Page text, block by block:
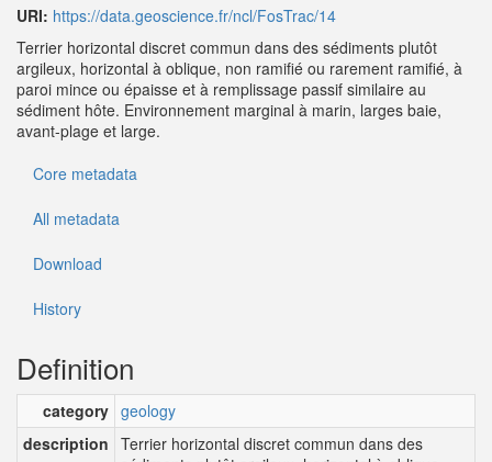
URI: https://data.geoscience.fr/ncl/FosTrac/14
Terrier horizontal discret commun dans des sédiments plutôt
argileux, horizontal à oblique, non ramifié ou rarement ramifié, à
paroi mince ou épaisse et à remplissage passif similaire au
sédiment hôte. Environnement marginal à marin, larges baie,
avant-plage et large.
Core metadata
All metadata
Download
History
Definition
category geology
description Terrier horizontal discret commun dans des